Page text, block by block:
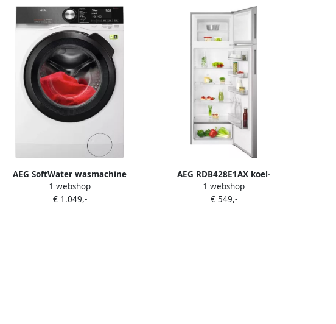
AEG SoftWater wasmachine
L9FEN96BC
1 webshop
€ 1.049,-
AEG RDB428E1AX koel-
vriescombinatie Vrijstaand 242 l
E Roestvrijstaal
1 webshop
€ 549,-